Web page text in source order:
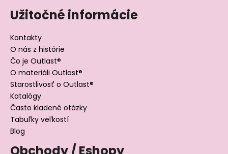
Užitočné informácie
Kontakty
O nás z histórie
Čo je Outlast®
O materiáli Outlast®
Starostlivosť o Outlast®
Katalógy
Často kladené otázky
Tabuľky veľkostí
Blog